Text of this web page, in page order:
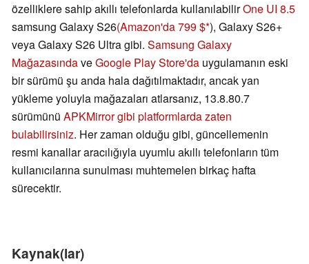
özelliklere sahip akıllı telefonlarda kullanılabilirOne UI 8.5
samsung Galaxy S26(Amazon'da 799 $ ), Galaxy S26+
veya Galaxy S26 Ultra gibi. Samsung Galaxy
MağazasındaveGoogle Play Store'da uygulamanın eski
bir sürümü şu anda hala dağıtılmaktadır, ancak yan
yükleme yoluyla mağazaları atlarsanız, 13.8.80.7
sürümünü APKMirror gibi platformlarda zaten
bulabilirsiniz. Her zaman olduğu gibi, güncellemenin
resmi kanallar aracılığıyla uyumlu akıllı telefonların tüm
kullanıcılarına sunulması muhtemelen birkaç hafta
sürecektir.
Kaynak(lar)